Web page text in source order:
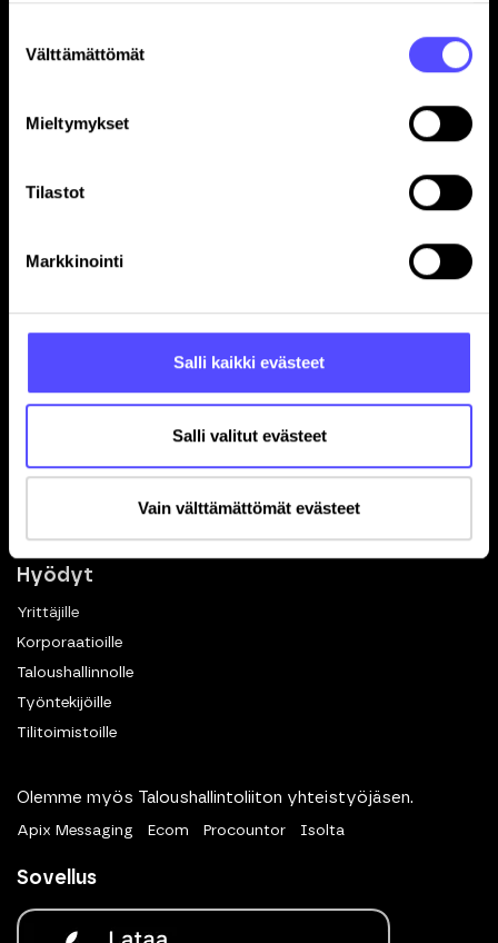
valinta
Välttämättömät
Mieltymykset
Tilastot
Markkinointi
Salli kaikki evästeet
Salli valitut evästeet
Vain välttämättömät evästeet
Sivut
Yrityksille
Avoimet työpaikat
Toiminnot
Matkalaskut
Dokumenttien hallinta
Hyödyt
Yrittäjille
Korporaatioille
Taloushallinnolle
Työntekijöille
Tilitoimistoille
Olemme myös Taloushallintoliiton yhteistyöjäsen.
Apix Messaging Ecom Procountor Isolta
Sovellus